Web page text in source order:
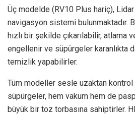
Üç modelde (RV10 Plus hariç),
navigasyon sistemi bulunmaktadır.
hızlı bir şekilde çıkarılabilir,
engellenir ve süpürgeler karanlıkta
temizlik yapabilirler.
Tüm modeller sesle uzaktan
süpürgeler, hem vakum hem de
büyük bir toz torbasına sahiptirler.